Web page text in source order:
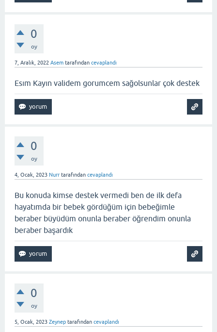
0
oy
7, Aralık, 2022 Asem tarafından cevaplandı
Esım Kayın validem gorumcem sağolsunlar çok destek
0
oy
4, Ocak, 2023 Nurr tarafından cevaplandı
Bu konuda kimse destek vermedi ben de ilk defa
hayatımda bir bebek gördüğüm için bebeğimle
beraber büyüdüm onunla beraber öğrendim onunla
beraber başardık
0
oy
5, Ocak, 2023 Zeynep tarafından cevaplandı